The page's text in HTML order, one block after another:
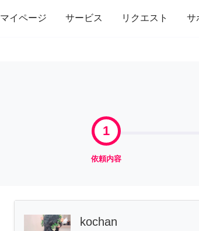
マイページ サービス リクエスト サ
修理・組立 家事 引っ越し インテ
1
依頼内容
kochan